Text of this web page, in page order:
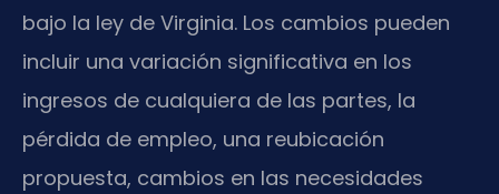
bajo la ley de Virginia. Los cambios pueden
incluir una variación significativa en los
ingresos de cualquiera de las partes, la
pérdida de empleo, una reubicación
propuesta, cambios en las necesidades